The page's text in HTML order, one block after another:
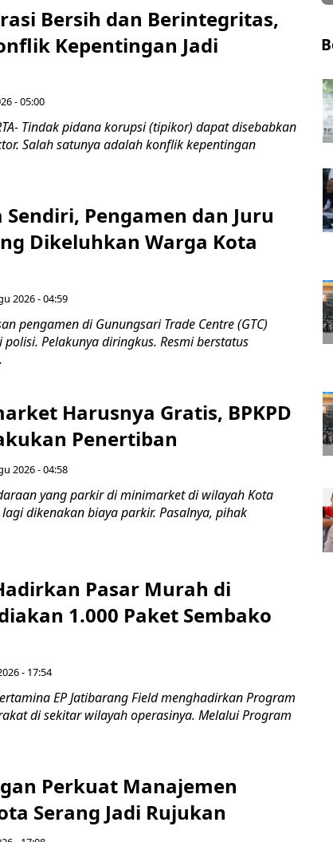
Bersih dan Berintegritas,
Kepentingan Jadi
- 05:00
Tindak pidana korupsi (tipikor) dapat disebabkan
Salah satunya adalah konflik kepentingan
Pengamen dan Juru
Dikeluhkan Warga Kota
2026 - 04:59
pengamen di Gunungsari Trade Centre (GTC)
Pelakunya diringkus. Resmi berstatus
Harusnya Gratis, BPKPD
Penertiban
2026 - 04:58
yang parkir di minimarket di wilayah Kota
dikenakan biaya parkir. Pasalnya, pihak
Pasar Murah di
1.000 Paket Sembako
- 17:54
EP Jatibarang Field menghadirkan Program
di sekitar wilayah operasinya. Melalui Program
Perkuat Manajemen
Serang Jadi Rujukan